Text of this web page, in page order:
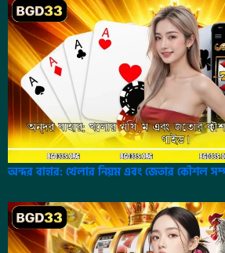
অন্দর বাহার: খেলার নিয়ম এবং জেতার কৌশল